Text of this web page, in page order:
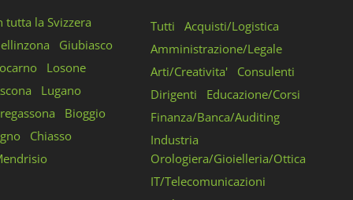
tutta la Svizzera
Giubiasco
Losone
Lugano
Bioggio
Chiasso
Tutti
Acquisti/Logistica
Amministrazione/Legale
Arti/Creativita'
Consulenti
Dirigenti
Educazione/Corsi
Finanza/Banca/Auditing
Industria
Orologiera/Gioielleria/Ottica
IT/Telecomunicazioni